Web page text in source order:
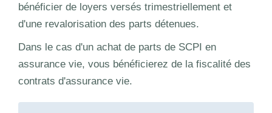
bénéficier de loyers versés trimestriellement et
d'une revalorisation des parts détenues.
Dans le cas d'un achat de parts de SCPI en
assurance vie, vous bénéficierez de la fiscalité des
contrats d'assurance vie.